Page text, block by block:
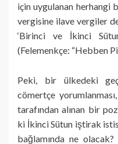
için uygulanan herhangi
vergisine ilave vergiler
‘Birinci ve İkinci
(Felemenkçe: “Hebben
Peki, bir ülkedeki
cömertçe
tarafından alınan bir
ki İkinci Sütun iştirak
bağlamında ne